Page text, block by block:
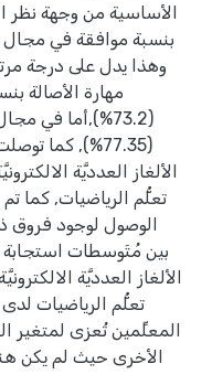
الأساسية من وجهة
وهذا يدل على درجة
(73.2%),أما في
(77.35%), كما
الألغاز العدديَّة
تعلُّم الرياضيات, كما
الوصول لوجود فروق
الألغاز العدديَّة
تعلُّم الرياضيات
المعلِّمين تُعزى لمتغير
الأخرى حيث لم يكن